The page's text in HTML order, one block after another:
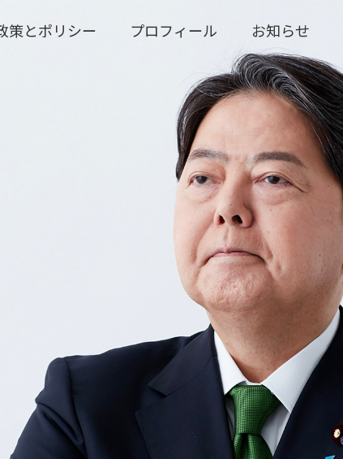
策とポリシー プロフィール お知らせ